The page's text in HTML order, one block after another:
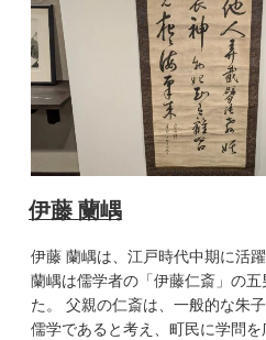
伊藤 蘭嵎
伊藤 蘭嵎は、江戸時代中期に活
蘭嵎は儒学者の「伊藤仁斎」の
た。 父親の仁斎は、一般的な朱
儒学であると考え、町民に学問